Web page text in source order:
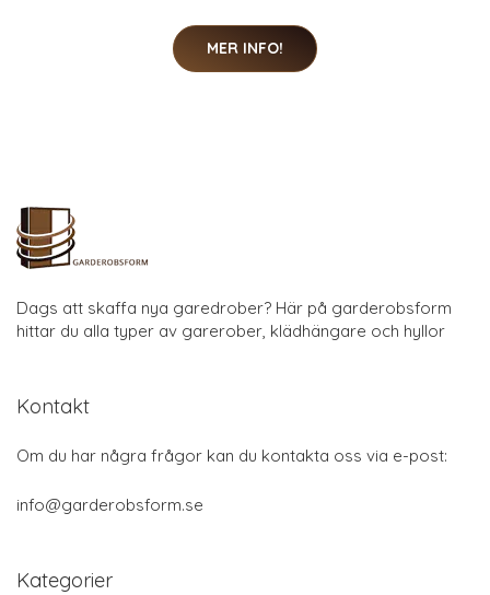
MER INFO!
Dags att skaffa nya garedrober? Här på garderobsform
hittar du alla typer av garerober, klädhängare och hyllor
Kontakt
Om du har några frågor kan du kontakta oss via e-post:
info@garderobsform.se
Kategorier